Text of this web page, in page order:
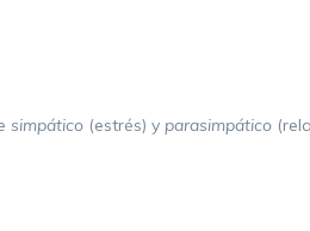
simpático (estrés) y parasimpático